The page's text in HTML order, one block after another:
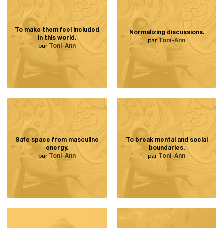
To make them feel included
in this world.
par Toni-Ann
Normalizing discussions.
par Toni-Ann
Safe space from masculine
energy.
par Toni-Ann
To break mental and social
boundaries.
par Toni-Ann